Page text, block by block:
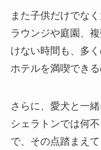
また子供だけでな
ラウンジや庭園、
けない時間も、多
ホテルを満喫でき
さらに、愛犬と一
シェラトンでは何
で、その点踏まえ